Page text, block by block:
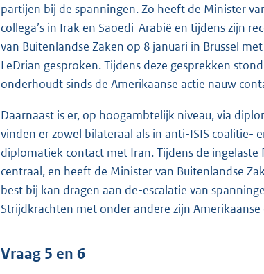
partijen bij de spanningen. Zo heeft de Minister
collega’s in Irak en Saoedi-Arabië en tijdens zijn
van Buitenlandse Zaken op 8 januari in Brussel
LeDrian gesproken. Tijdens deze gesprekken
onderhoudt sinds de Amerikaanse actie nauw
Daarnaast is er, op hoogambtelijk niveau, via
vinden er zowel bilateraal als in anti-ISIS coalitie-
diplomatiek contact met Iran. Tijdens de
centraal, en heeft de Minister van Buitenlandse
best bij kan dragen aan de-escalatie van
Strijdkrachten met onder andere zijn
Vraag 5 en 6